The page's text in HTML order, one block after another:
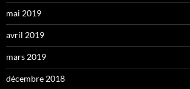
mai 2019
avril 2019
mars 2019
décembre 2018